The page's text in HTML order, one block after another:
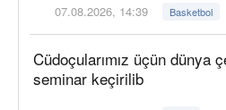
07.08.2026, 14:39 Basketbol
Cüdoçularımız üçün dünya
seminar keçirilib